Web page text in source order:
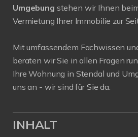
Umgebung stehen wir Ihnen
Vermietung Ihrer Immobilie zur
Mit umfassendem Fachwissen
beraten wir Sie in allen Fragen
Ihre Wohnung in Stendal und
uns an - wir sind für Sie da.
INHALT